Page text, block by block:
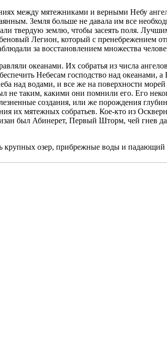
между мятежниками и верными Небу
Земля больше не давала им все
твердую землю, чтобы засеять поля.
Легион, который с пренебрежением
за восстановлением множества
океанами. Их собратья из числа
Небесам господство над океанами,
над водами, и все же на поверхности
не таким, какими они помнили его. Его
создания, или же порождения
их мятежных собратьев. Кое-кто из
был Абинерет, Первый Шторм, чей гнев
крупных озер, прибрежные воды и